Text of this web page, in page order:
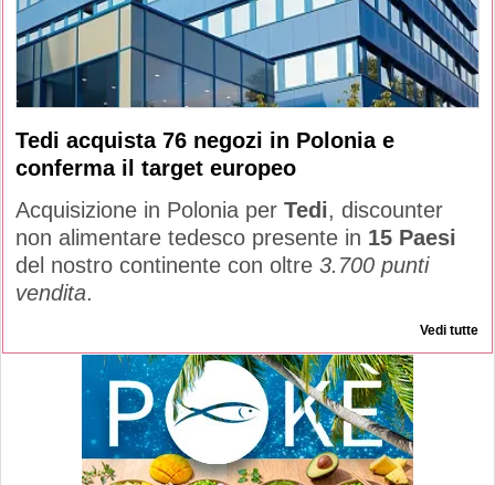
Tedi acquista 76 negozi in Polonia e
conferma il target europeo
Acquisizione in Polonia per Tedi, discounter
non alimentare tedesco presente in 15 Paesi
del nostro continente con oltre 3.700 punti
vendita.
Vedi tutte